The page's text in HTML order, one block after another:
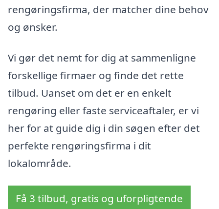
rengøringsfirma, der matcher dine behov
og ønsker.
Vi gør det nemt for dig at sammenligne
forskellige firmaer og finde det rette
tilbud. Uanset om det er en enkelt
rengøring eller faste serviceaftaler, er vi
her for at guide dig i din søgen efter det
perfekte rengøringsfirma i dit
lokalområde.
Få 3 tilbud, gratis og uforpligtende